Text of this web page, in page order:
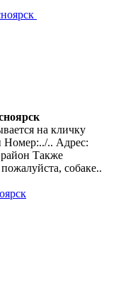
на кличку
.. Адрес:
Также
собаке..